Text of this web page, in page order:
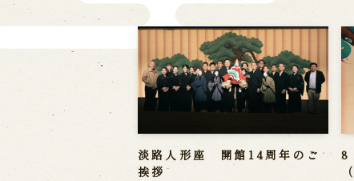
淡路人形座 開館14周年のご
挨拶
8